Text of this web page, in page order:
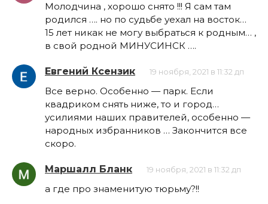
Молодчина , хорошо снято !!! Я сам там
родился …. но по судьбе уехал на восток…
15 лет никак не могу выбраться к родным… ,
в свой родной МИНУСИНСК ….
Евгений Ксензик 19 ноября, 2021 в 11:32 дп
Все верно. Особенно — парк. Если
квадриком снять ниже, то и город…
усилиями наших правителей, особенно —
народных избранников … Закончится все
скоро.
Маршалл Бланк 19 ноября, 2021 в 11:32 дп
а где про знаменитую тюрьму?!!